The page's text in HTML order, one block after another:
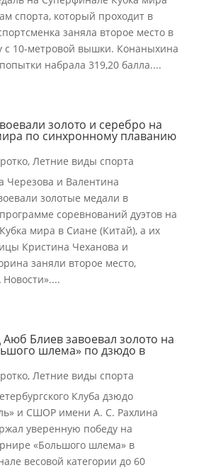
спорта, который проходит в
заняла второе место в
с 10-метровой вышки. Конаныхина
набрала 319,20 балла....
золото и серебро на
по синхронному плаванию
, Летние виды спорта
Черезова и Валентина
золотые медали в
соревнований дуэтов на
мира в Сиане (Китай), а их
Кристина Чеханова и
заняли второе место,
Блиев завоевал золото на
шлема» по дзюдо в
, Летние виды спорта
Клуба дзюдо
и СШОР имени А. С. Рахлина
уверенную победу на
«Большого шлема» в
весовой категории до 60